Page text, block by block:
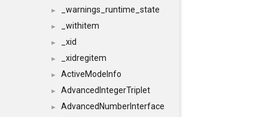
► _warnings_runtime_state
► _withitem
► _xid
► _xidregitem
► ActiveModeInfo
► AdvancedIntegerTriplet
► AdvancedNumberInterface